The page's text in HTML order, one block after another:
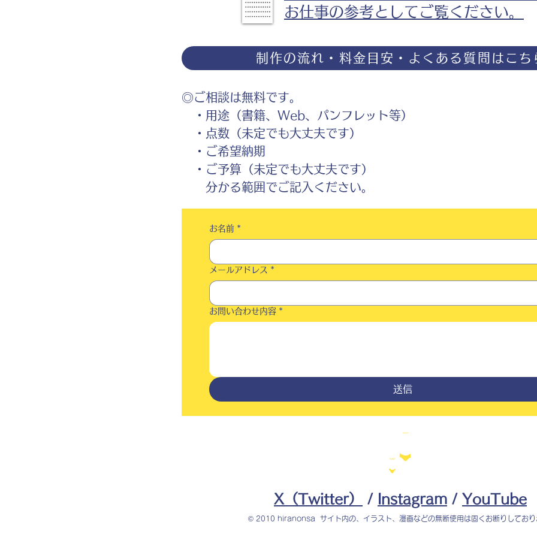
お仕事の参考としてご覧ください。
制作の流れ・料金目安・よくある質問はこち
◎ご相談は無料です。
・用途（書籍、Web、パンフレット等）
・点数（未定でも大丈夫です）
・ご希望納期
・ご予算（未定でも大丈夫です）
分かる範囲でご記入ください。
お名前 *
メールアドレス *
お問い合わせ内容 *
送信
X（Twitter） / Instagram / YouTube
© 2010 hiranonsa サイト内の、イラスト、漫画などの無断使用は固くお断りしており